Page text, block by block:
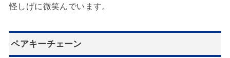
怪しげに微笑んでいます。
ペアキーチェーン